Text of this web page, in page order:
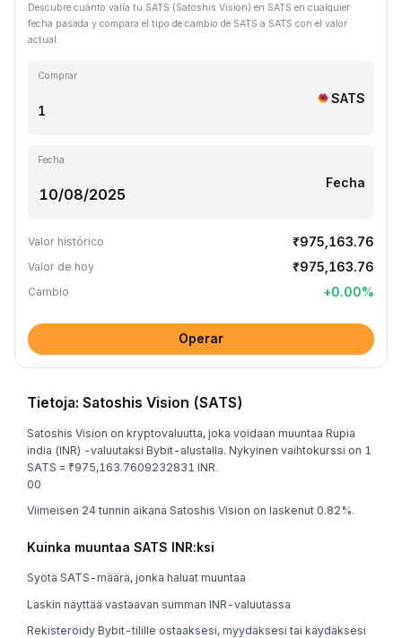
Descubre cuánto valía tu SATS (Satoshis Vision) en SATS en cualquier
fecha pasada y compara el tipo de cambio de SATS a SATS con el valor
actual.
Comprar
SATS
Fecha
Fecha
Valor histórico ₹975,163.76
Valor de hoy ₹975,163.76
Cambio +0.00%
Operar
Tietoja: Satoshis Vision (SATS)
Satoshis Vision on kryptovaluutta, joka voidaan muuntaa Rupia
india (INR) -valuutaksi Bybit-alustalla. Nykyinen vaihtokurssi on 1
SATS = ₹975,163.7609232831 INR.
00
Viimeisen 24 tunnin aikana Satoshis Vision on laskenut 0.82%.
Kuinka muuntaa SATS INR:ksi
Syötä SATS-määrä, jonka haluat muuntaa
Laskin näyttää vastaavan summan INR-valuutassa
Rekisteröidy Bybit-tilille ostaaksesi, myydäksesi tai käydäksesi